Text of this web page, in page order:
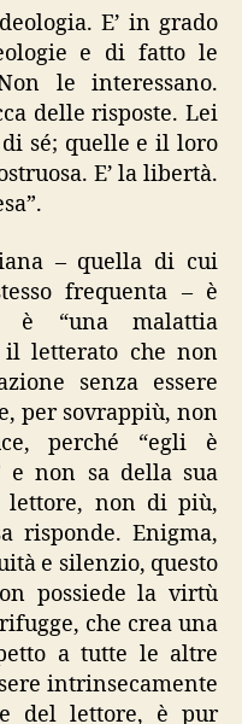
E’ in grado
e di fatto le
le interessano.
delle risposte. Lei
sé; quelle e il loro
E’ la libertà.
– quella di cui
frequenta – è
è “una malattia
letterato che non
senza essere
per sovrappiù, non
perché “egli è
e non sa della sua
lettore, non di più,
risponde. Enigma,
e silenzio, questo
possiede la virtù
che crea una
a tutte le altre
intrinsecamente
del lettore, è pur